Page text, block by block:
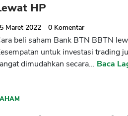
HP
Maret 2022 0 Komentar
beli saham Bank BTN BBTN
untuk investasi trading
dimudahkan secara... Baca